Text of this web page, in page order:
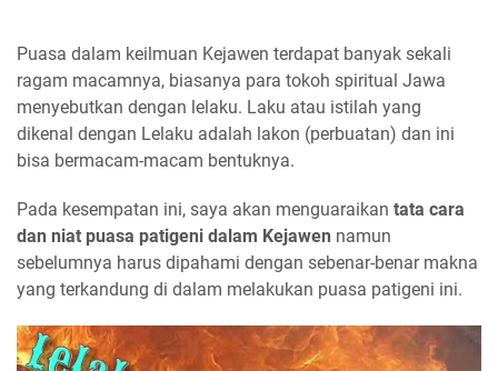
Puasa dalam keilmuan Kejawen terdapat banyak sekali
ragam macamnya, biasanya para tokoh spiritual Jawa
menyebutkan dengan lelaku. Laku atau istilah yang
dikenal dengan Lelaku adalah lakon (perbuatan) dan ini
bisa bermacam-macam bentuknya.
Pada kesempatan ini, saya akan menguaraikan tata cara
dan niat puasa patigeni dalam Kejawen namun
sebelumnya harus dipahami dengan sebenar-benar makna
yang terkandung di dalam melakukan puasa patigeni ini.